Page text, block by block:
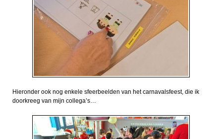
Hieronder ook nog enkele sfeerbeelden van het carnavalsfeest, die ik
doorkreeg van mijn collega’s…